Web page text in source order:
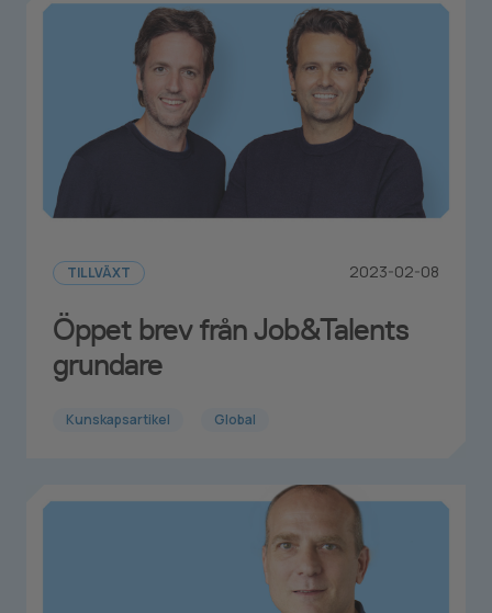
Öppet brev från Job&Talents
grundare
TILLVÄXT 2023-02-08
Kunskapsartikel Global